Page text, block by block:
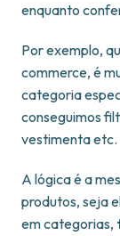
enquanto
Por exemplo,
commerce, é
categoria
conseguimos
vestimenta etc.
A lógica é a
produtos, seja
em categorias,